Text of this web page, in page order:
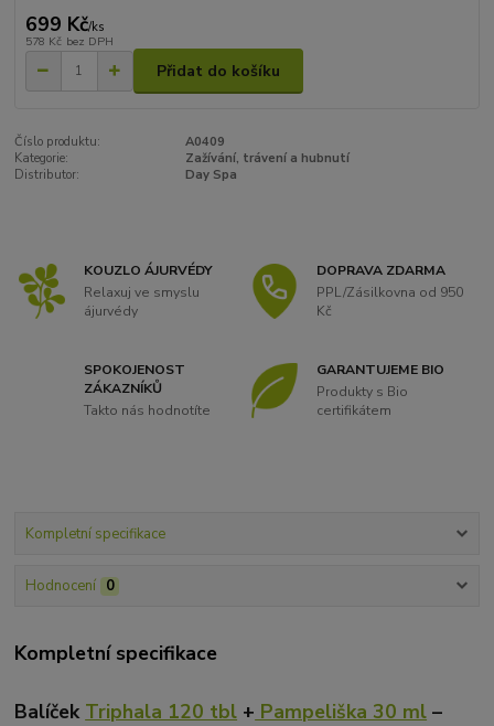
699 Kč/ks
578 Kč bez DPH
Přidat do košíku
Číslo produktu:
A0409
Kategorie:
Zažívání, trávení a hubnutí
Distributor:
Day Spa
KOUZLO ÁJURVÉDY
Relaxuj ve smyslu
ájurvédy
DOPRAVA ZDARMA
PPL/Zásilkovna od 950
Kč
SPOKOJENOST
ZÁKAZNÍKŮ
Takto nás hodnotíte
GARANTUJEME BIO
Produkty s Bio
certifikátem
Kompletní specifikace
Hodnocení 0
Kompletní specifikace
Balíček Triphala 120 tbl + Pampeliška 30 ml –